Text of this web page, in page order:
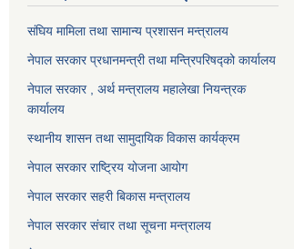
संघिय मामिला तथा सामान्य प्रशासन मन्त्रालय
नेपाल सरकार प्रधानमन्त्री तथा मन्त्रिपरिषद्को कार्यालय
नेपाल सरकार , अर्थ मन्त्रालय महालेखा नियन्त्रक
कार्यालय
स्थानीय शासन तथा सामुदायिक विकास कार्यक्रम
नेपाल सरकार राष्ट्रिय योजना आयोग
नेपाल सरकार सहरी बिकास मन्त्रालय
नेपाल सरकार संचार तथा सूचना मन्त्रालय